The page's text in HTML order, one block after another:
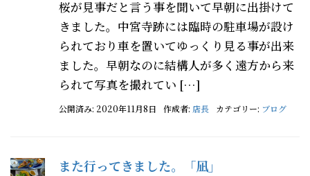
桜が見事だと言う事を聞いて早朝に出掛けて
きました。中宮寺跡には臨時の駐車場が設け
られており車を置いてゆっくり見る事が出来
ました。早朝なのに結構人が多く遠方から来
られて写真を撮れてい […]
公開済み: 2020年11月8日 作成者: 店長 カテゴリー: ブログ
また行ってきました。「凪」